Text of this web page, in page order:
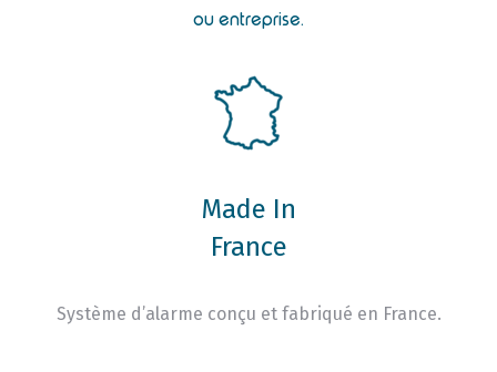
ou entreprise.
Made In
France
Système d’alarme conçu et fabriqué en France.